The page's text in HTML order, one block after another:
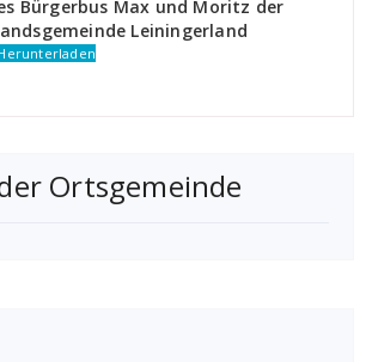
Bürgerbus Max und Moritz der
Leiningerland
Ortsgemeinde